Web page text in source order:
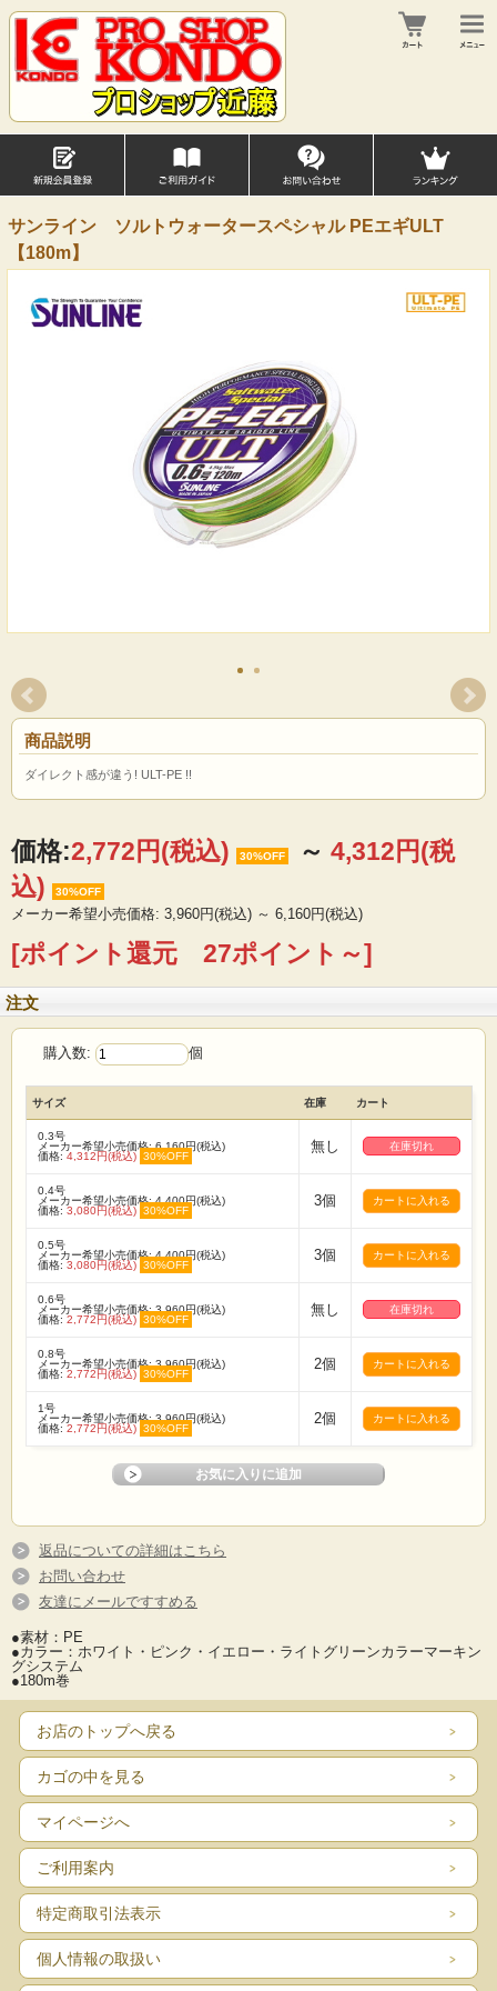
サンライン ソルトウォータースペシャル PEエギULT
【180m】
商品説明
ダイレクト感が違う! ULT-PE !!
価格:2,772円(税込) 30%OFF ～ 4,312円(税
込)
30%OFF
メーカー希望小売価格: 3,960円(税込) ～ 6,160円(税込)
[ポイント還元 27ポイント～]
注文
購入数: 個
サイズ 在庫 カート
0.3号
メーカー希望小売価格: 6,160円(税込)
価格: 4,312円(税込) 30%OFF
無し 在庫切れ
0.4号
メーカー希望小売価格: 4,400円(税込)
価格: 3,080円(税込) 30%OFF
3個
0.5号
メーカー希望小売価格: 4,400円(税込)
価格: 3,080円(税込) 30%OFF
3個
0.6号
メーカー希望小売価格: 3,960円(税込)
価格: 2,772円(税込) 30%OFF
無し 在庫切れ
0.8号
メーカー希望小売価格: 3,960円(税込)
価格: 2,772円(税込) 30%OFF
2個
1号
メーカー希望小売価格: 3,960円(税込)
価格: 2,772円(税込) 30%OFF
2個
返品についての詳細はこちら
お問い合わせ
友達にメールですすめる
●素材：PE
●カラー：ホワイト・ピンク・イエロー・ライトグリーンカラーマーキン
グシステム
●180m巻
お店のトップへ戻る
カゴの中を見る
マイページへ
ご利用案内
特定商取引法表示
個人情報の取扱い